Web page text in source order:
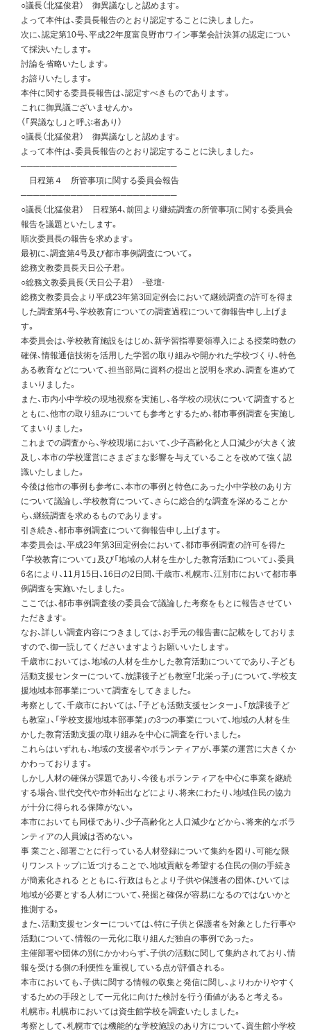
○議長（北猛俊君） 御異議なしと認めます。
よって本件は、委員長報告のとおり認定することに決しました。
次に、認定第10号、平成22年度富良野市ワイン事業会計決算の認定につい
て採決いたします。
討論を省略いたします。
お諮りいたします。
本件に関する委員長報告は、認定すべきものであります。
これに御異議ございませんか。
（「異議なし」と呼ぶ者あり）
○議長（北猛俊君） 御異議なしと認めます。
よって本件は、委員長報告のとおり認定することに決しました。
─────────────────────────
日程第４ 所管事項に関する委員会報告
─────────────────────────
○議長（北猛俊君） 日程第4、前回より継続調査の所管事項に関する委員会
報告を議題といたします。
順次委員長の報告を求めます。
最初に、調査第4号及び都市事例調査について。
総務文教委員長天日公子君。
○総務文教委員長（天日公子君） -登壇-
総務文教委員会より平成23年第3回定例会において継続調査の許可を得ま
した調査第4号、学校教育についての調査過程について御報告申し上げま
す。
本委員会は、学校教育施設をはじめ、新学習指導要領導入による授業時数の
確保、情報通信技術を活用した学習の取り組みや開かれた学校づくり、特色
ある教育などについて、担当部局に資料の提出と説明を求め、調査を進めて
まいりました。
また、市内小中学校の現地視察を実施し、各学校の現状について調査すると
ともに、他市の取り組みについても参考とするため、都市事例調査を実施し
てまいりました。
これまでの調査から、学校現場において、少子高齢化と人口減少が大きく波
及し、本市の学校運営にさまざまな影響を与えていることを改めて強く認
識いたしました。
今後は他市の事例も参考に、本市の事例と特色にあった小中学校のあり方
について議論し、学校教育について、さらに総合的な調査を深めることか
ら、継続調査を求めるものであります。
引き続き、都市事例調査について御報告申し上げます。
本委員会は、平成23年第3回定例会において、都市事例調査の許可を得た
「学校教育について」及び「地域の人材を生かした教育活動について」、委員
6名により、11月15日、16日の2日間、千歳市、札幌市、江別市において都市事
例調査を実施いたしました。
ここでは、都市事例調査後の委員会で議論した考察をもとに報告させてい
ただきます。
なお、詳しい調査内容につきましては、お手元の報告書に記載をしておりま
すので、御一読してくださいますようお願いいたします。
千歳市においては、地域の人材を生かした教育活動についてであり、子ども
活動支援センターについて、放課後子ども教室「北栄っ子」について、学校支
援地域本部事業について調査をしてきました。
考察として、千歳市においては、「子ども活動支援センター」、「放課後子ど
も教室」、「学校支援地域本部事業」の3つの事業について、地域の人材を生
かした教育活動支援の取り組みを中心に調査を行いました。
これらはいずれも、地域の支援者やボランティアが、事業の運営に大きくか
かわっております。
しかし人材の確保が課題であり、今後もボランティアを中心に事業を継続
する場合、世代交代や市外転出などにより、将来にわたり、地域住民の協力
が十分に得られる保障がない。
本市においても同様であり、少子高齢化と人口減少などから、将来的なボラ
ンティアの人員減は否めない。
事 業ごと、部署ごとに行っている人材登録について集約を図り、可能な限
りワンストップに近づけることで、地域貢献を希望する住民の側の手続き
が簡素化される とともに、行政はもとより子供や保護者の団体、ひいては
地域が必要とする人材について、発掘と確保が容易になるのではないかと
推測する。
また、活動支援センターについては、特に子供と保護者を対象とした行事や
活動について、情報の一元化に取り組んだ独自の事例であった。
主催部署や団体の別にかかわらず、子供の活動に関して集約されており、情
報を受ける側の利便性を重視している点が評価される。
本市においても、子供に関する情報の収集と発信に関し、よりわかりやすく
するための手段として一元化に向けた検討を行う価値があると考える。
札幌市。札幌市においては資生館学校を調査いたしました。
考察として、札幌市では機能的な学校施設のあり方について、資生館小学校